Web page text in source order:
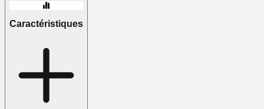
Caractéristiques